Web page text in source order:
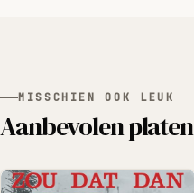
MISSCHIEN OOK LEUK
Aanbevolen platen